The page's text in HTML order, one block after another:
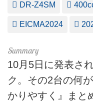
DR-Z4SM
EICMA2024
10月5日に発表さ
ク。その2台の何
かりやすく』まと